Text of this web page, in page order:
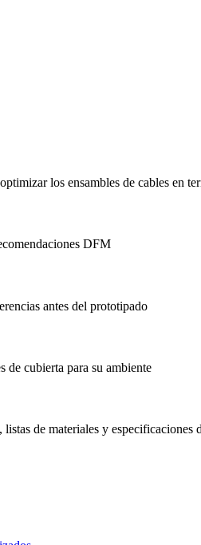
los ensambles de cables en
DFM
antes del prototipado
de cubierta para su ambiente
de materiales y especificaciones